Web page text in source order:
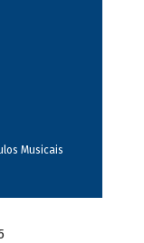
Musicais